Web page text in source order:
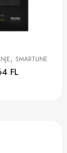
, SMARTLINE
FL